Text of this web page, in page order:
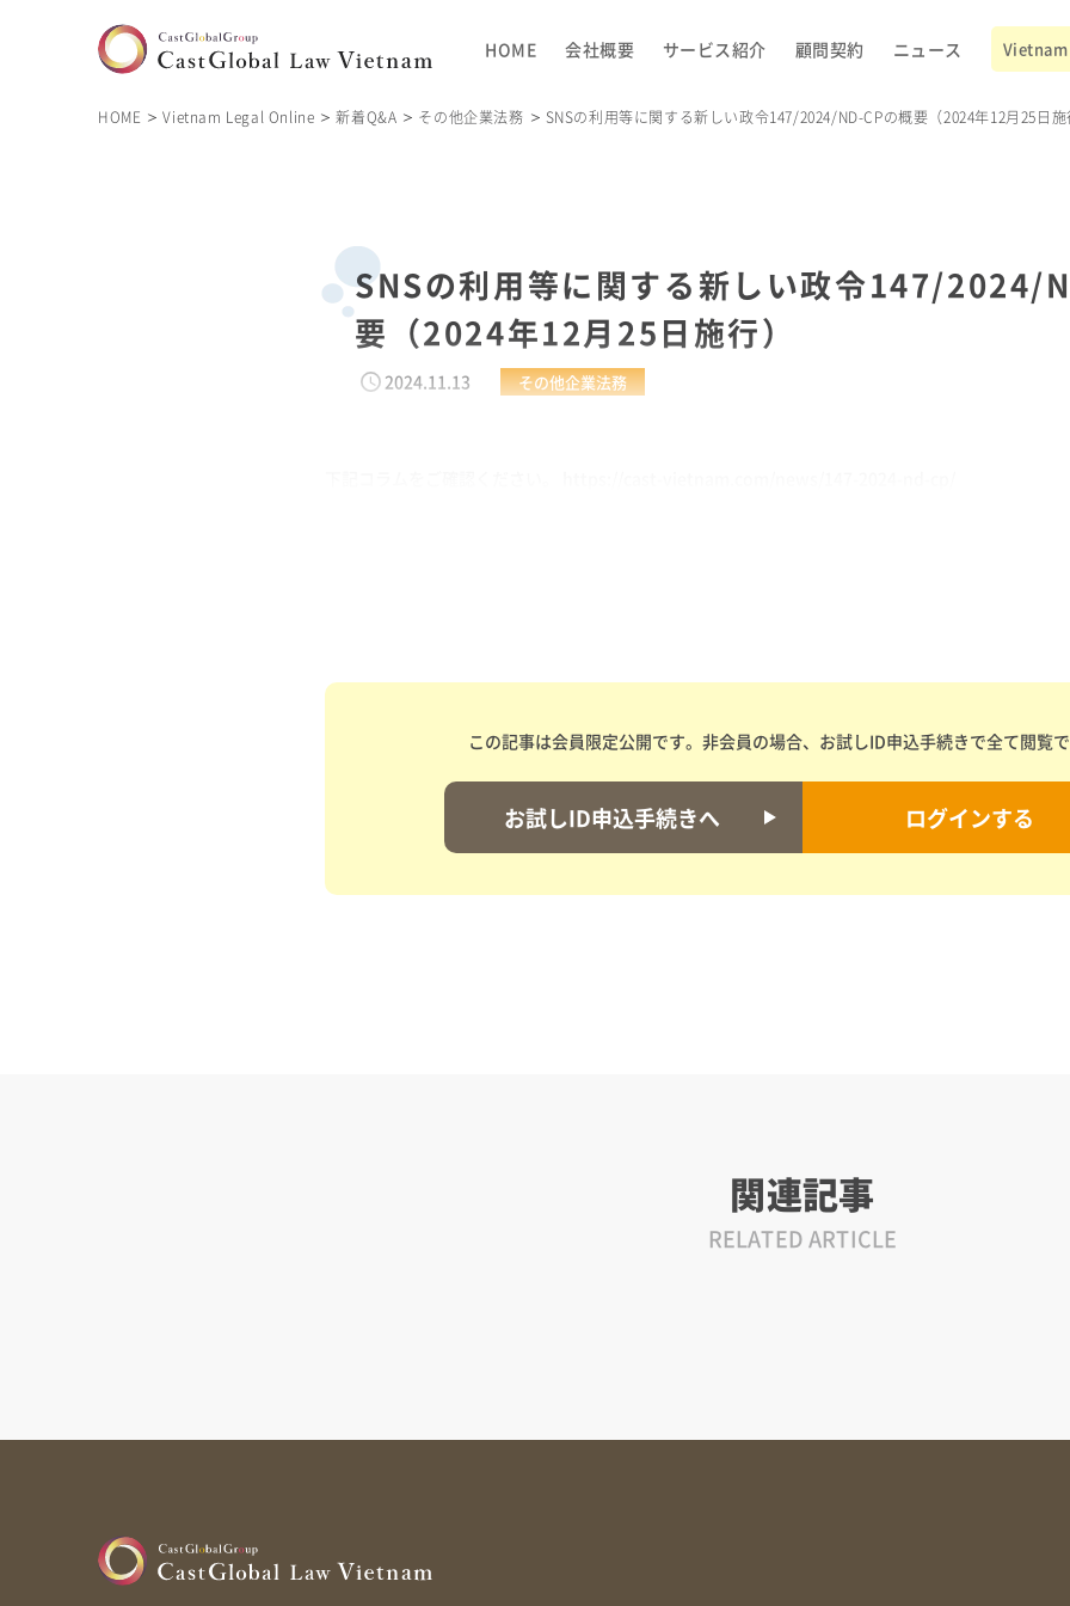
HOME 会社概要 サービス紹介 顧問契約 ニュース
HOME Vietnam Legal Online 新着Q&A その他企業法務 SNSの利用等に関する新しい政令147/2024/ND-CPの概要（2024年12月25日施
SNSの利用等に関する新しい政令147/2024/
要（2024年12月25日施行）
2024.11.13 その他企業法務
この記事は会員限定公開です。非会員の場合、お試しID申込手続きで全て閲覧で
お試しID申込手続きへ ログインする
関連記事
RELATED ARTICLE